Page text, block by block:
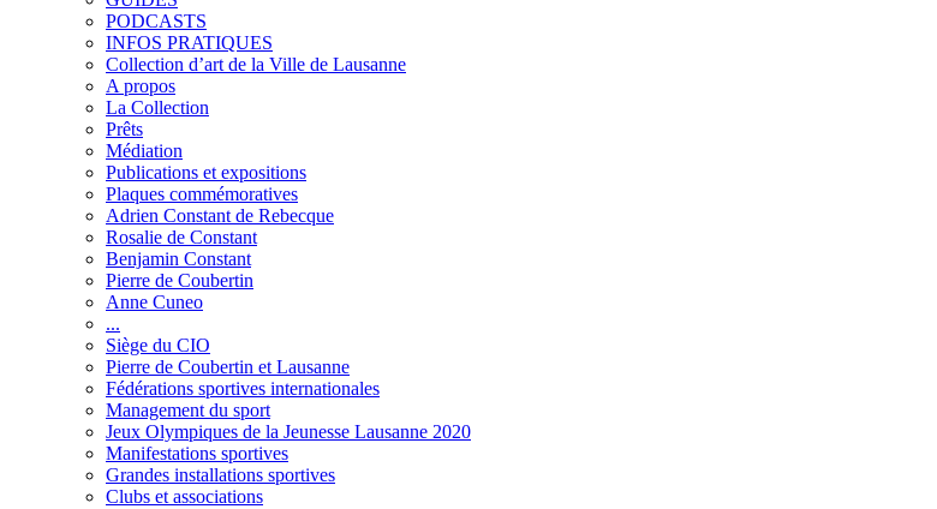
PODCASTS
INFOS PRATIQUES
Collection d’art de la Ville de Lausanne
A propos
La Collection
Prêts
Médiation
Publications et expositions
Plaques commémoratives
Adrien Constant de Rebecque
Rosalie de Constant
Benjamin Constant
Pierre de Coubertin
Anne Cuneo
...
Siège du CIO
Pierre de Coubertin et Lausanne
Fédérations sportives internationales
Management du sport
Jeux Olympiques de la Jeunesse Lausanne 2020
Manifestations sportives
Grandes installations sportives
Clubs et associations